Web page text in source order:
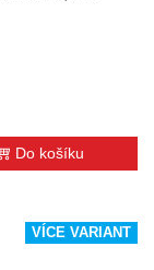
Do košíku
VÍCE VARIANT